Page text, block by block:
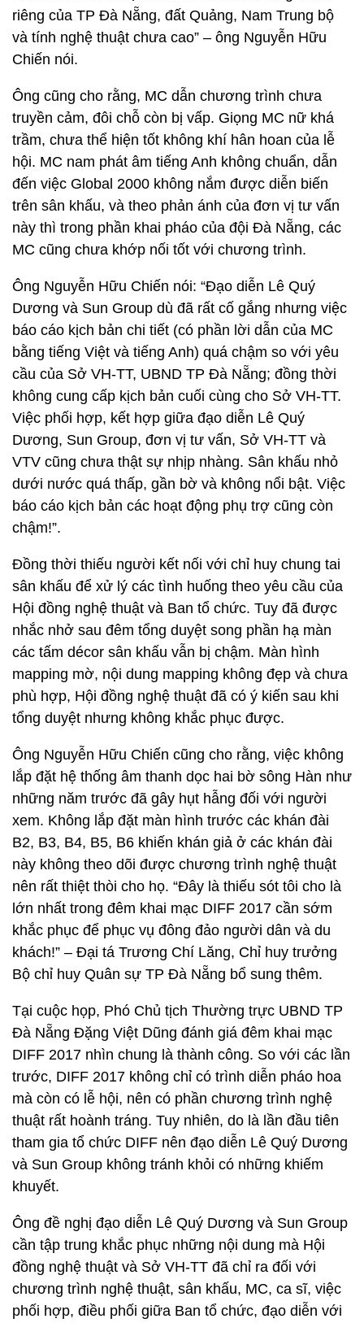
riêng của TP Đà Nẵng, đất Quảng, Nam Trung bộ
và tính nghệ thuật chưa cao” – ông Nguyễn Hữu
Chiến nói.
Ông cũng cho rằng, MC dẫn chương trình chưa
truyền cảm, đôi chỗ còn bị vấp. Giọng MC nữ khá
trầm, chưa thể hiện tốt không khí hân hoan của lễ
hội. MC nam phát âm tiếng Anh không chuẩn, dẫn
đến việc Global 2000 không nắm được diễn biến
trên sân khấu, và theo phản ánh của đơn vị tư vấn
này thì trong phần khai pháo của đội Đà Nẵng, các
MC cũng chưa khớp nối tốt với chương trình.
Ông Nguyễn Hữu Chiến nói: “Đạo diễn Lê Quý
Dương và Sun Group dù đã rất cố gắng nhưng việc
báo cáo kịch bản chi tiết (có phần lời dẫn của MC
bằng tiếng Việt và tiếng Anh) quá chậm so với yêu
cầu của Sở VH-TT, UBND TP Đà Nẵng; đồng thời
không cung cấp kịch bản cuối cùng cho Sở VH-TT.
Việc phối hợp, kết hợp giữa đạo diễn Lê Quý
Dương, Sun Group, đơn vị tư vấn, Sở VH-TT và
VTV cũng chưa thật sự nhịp nhàng. Sân khấu nhỏ
dưới nước quá thấp, gần bờ và không nổi bật. Việc
báo cáo kịch bản các hoạt động phụ trợ cũng còn
chậm!”.
Đồng thời thiếu người kết nối với chỉ huy chung tai
sân khấu để xử lý các tình huống theo yêu cầu của
Hội đồng nghệ thuật và Ban tổ chức. Tuy đã được
nhắc nhở sau đêm tổng duyệt song phần hạ màn
các tấm décor sân khấu vẫn bị chậm. Màn hình
mapping mờ, nội dung mapping không đẹp và chưa
phù hợp, Hội đồng nghệ thuật đã có ý kiến sau khi
tổng duyệt nhưng không khắc phục được.
Ông Nguyễn Hữu Chiến cũng cho rằng, việc không
lắp đặt hệ thống âm thanh dọc hai bờ sông Hàn như
những năm trước đã gây hụt hẫng đối với người
xem. Không lắp đặt màn hình trước các khán đài
B2, B3, B4, B5, B6 khiến khán giả ở các khán đài
này không theo dõi được chương trình nghệ thuật
nên rất thiệt thòi cho họ. “Đây là thiếu sót tôi cho là
lớn nhất trong đêm khai mạc DIFF 2017 cần sớm
khắc phục để phục vụ đông đảo người dân và du
khách!” – Đại tá Trương Chí Lăng, Chỉ huy trưởng
Bộ chỉ huy Quân sự TP Đà Nẵng bổ sung thêm.
Tại cuộc họp, Phó Chủ tịch Thường trực UBND TP
Đà Nẵng Đặng Việt Dũng đánh giá đêm khai mạc
DIFF 2017 nhìn chung là thành công. So với các lần
trước, DIFF 2017 không chỉ có trình diễn pháo hoa
mà còn có lễ hội, nên có phần chương trình nghệ
thuật rất hoành tráng. Tuy nhiên, do là lần đầu tiên
tham gia tổ chức DIFF nên đạo diễn Lê Quý Dương
và Sun Group không tránh khỏi có những khiếm
khuyết.
Ông đề nghị đạo diễn Lê Quý Dương và Sun Group
cần tập trung khắc phục những nội dung mà Hội
đồng nghệ thuật và Sở VH-TT đã chỉ ra đối với
chương trình nghệ thuật, sân khấu, MC, ca sĩ, việc
phối hợp, điều phối giữa Ban tổ chức, đạo diễn với